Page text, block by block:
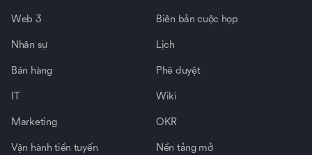
Web 3
Nhân sự
Bán hàng
IT
Marketing
Vận hành tiền tuyến
Biên bản cuộc họp
Lịch
Phê duyệt
Wiki
OKR
Nền tảng mở